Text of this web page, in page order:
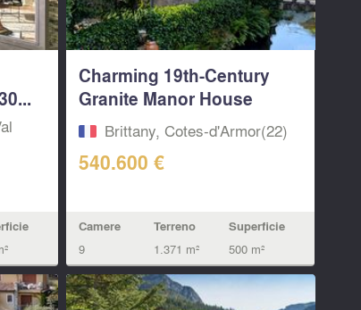
Charming 19th-Century
Granite Manor House
with...Brittany, Cotes-d'Armor(22)
540.600 €
Camere
9
Terreno
1.371 m²
Superficie
500 m²